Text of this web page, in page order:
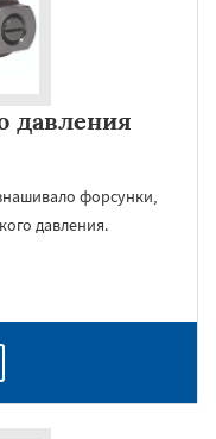
давления
форсунки,
давления.